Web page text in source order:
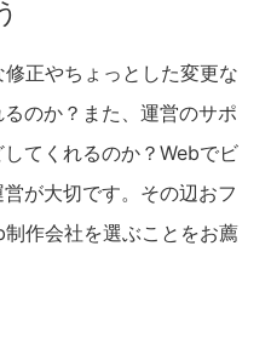
正やちょっとした変更な
のか？また、運営のサポ
てくれるのか？Webでビ
が大切です。その辺おフ
作会社を選ぶことをお薦